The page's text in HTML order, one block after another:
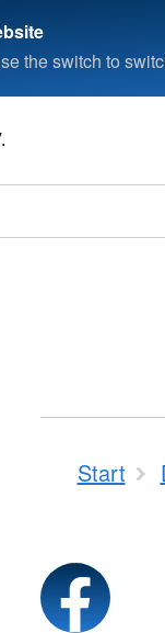
the switch to
Start